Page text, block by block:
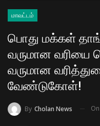
மாவட்டம்
பொது மக்கள்
வருமான வரியை
வருமான
வேண்டுகோள்!
By Cholan News On